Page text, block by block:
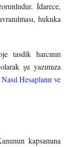
İdarece,
hukuka
tasdik harcının
şu yazımıza
Hesaplanır ve
kapsamına